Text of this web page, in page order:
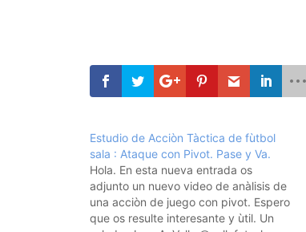
Estudio de Acciòn Tàctica de fùtbol
sala : Ataque con Pivot. Pase y Va.
Hola. En esta nueva entrada os
adjunto un nuevo video de anàlisis de
una acciòn de juego con pivot. Espero
que os resulte interesante y ùtil. Un